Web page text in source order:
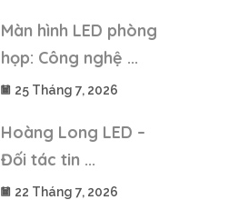
Màn hình LED phòng
họp: Công nghệ ...
25 Tháng 7, 2026
Hoàng Long LED –
Đối tác tin ...
22 Tháng 7, 2026